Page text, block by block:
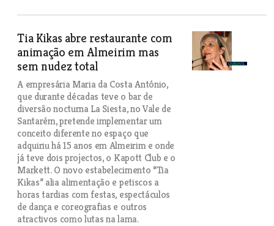
Tia Kikas abre restaurante com
animação em Almeirim mas
sem nudez total
A empresária Maria da Costa António,
que durante décadas teve o bar de
diversão nocturna La Siesta, no Vale de
Santarém, pretende implementar um
conceito diferente no espaço que
adquiriu há 15 anos em Almeirim e onde
já teve dois projectos, o Kapott Club e o
Markett. O novo estabelecimento “Tia
Kikas” alia alimentação e petiscos a
horas tardias com festas, espectáculos
de dança e coreografias e outros
atractivos como lutas na lama.